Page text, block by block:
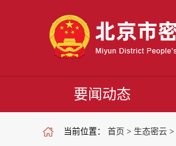
要闻动态
当前位置： 首页 > 生态密云 >